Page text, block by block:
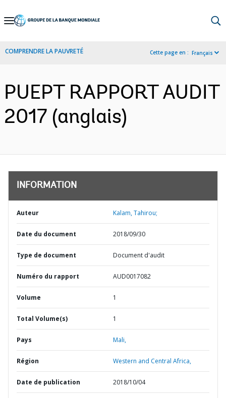
Skip
Navigation
COMPRENDRE LA PAUVRETÉ Cette page en : Français
PUEPT RAPPORT AUDIT
2017 (anglais)
INFORMATION
Auteur Kalam, Tahirou;
Date du document 2018/09/30
Type de document Document d'audit
Numéro du rapport AUD0017082
Volume 1
Total Volume(s) 1
Pays Mali,
Région Western and Central Africa,
Date de publication 2018/10/04